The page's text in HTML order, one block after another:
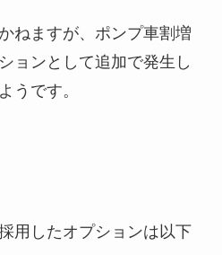
ねますが、ポンプ車割増
ョンとして追加で発生し
うです。
用したオプションは以下